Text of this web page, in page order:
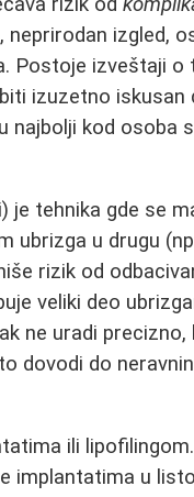
izgled,
Postoje izveštaji
izuzetno iskusan
najbolji kod osoba
je tehnika gde se
ubrizga u drugu
rizik od
veliki deo
ne uradi
dovodi do
ili
implantatima u